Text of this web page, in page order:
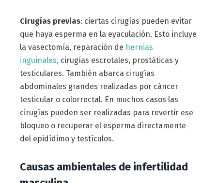
Cirugías previas: ciertas cirugías pueden evitar
que haya esperma en la eyaculación. Esto incluye
la vasectomía, reparación de hernias
inguinales, cirugías escrotales, prostáticas y
testiculares. También abarca cirugías
abdominales grandes realizadas por cáncer
testicular o colorrectal. En muchos casos las
cirugías pueden ser realizadas para revertir ese
bloqueo o recuperar el esperma directamente
del epidídimo y testículos.
Causas ambientales de infertilidad